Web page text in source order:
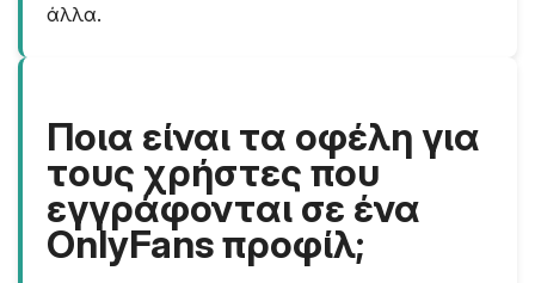
άλλα.
Ποια είναι τα οφέλη για
τους χρήστες που
εγγράφονται σε ένα
OnlyFans προφίλ;